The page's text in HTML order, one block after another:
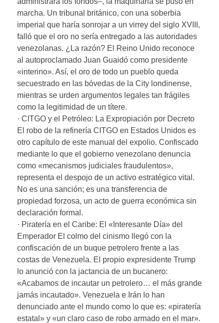
marcha. Un tribunal británico, con una soberbia
imperial que haría sonrojar a un virrey del siglo XVIII,
falló que el oro no sería entregado a las autoridades
venezolanas. ¿La razón? El Reino Unido reconoce
al autoproclamado Juan Guaidó como presidente
«interino». Así, el oro de todo un pueblo queda
secuestrado en las bóvedas de la City londinense,
mientras se urden argumentos legales tan frágiles
como la legitimidad de un títere.
· CITGO y el Petróleo: La Expropiación por Decreto
El robo de la refinería CITGO en Estados Unidos es
otro capítulo de este manual del expolio. Confiscado
mediante lo que el gobierno venezolano denuncia
como «mecanismos judiciales fraudulentos»,
representa el despojo de un activo estratégico vital.
No es una sanción; es una transferencia de
propiedad forzosa, un acto de guerra económica sin
declaración formal.
· Piratería en el Caribe: El «Interesante Día» del
Emperador El colmo del cinismo llegó con la
confiscación de un buque petrolero frente a las
costas de Venezuela. El propio expresidente Trump
lo anunció con la jactancia de un bucanero:
«Acabamos de incautar un petrolero… el más grande
jamás incautado». Venezuela e Irán lo han
denunciado ante el mundo como lo que es: «piratería
estatal» y «un claro caso de robo armado en el mar».